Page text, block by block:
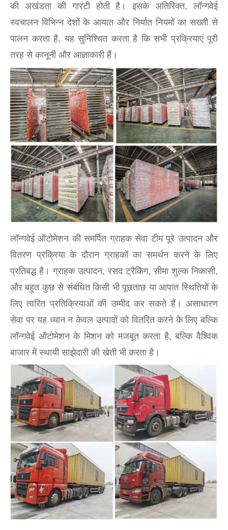
की अखंडता की गारंटी होती है। इसके अतिरिक्त, लॉन्गवेई
स्वचालन विभिन्न देशों के आयात और निर्यात नियमों का सख्ती से
पालन करता है, यह सुनिश्चित करता है कि सभी प्रक्रियाएं पूरी
तरह से कानूनी और आज्ञाकारी हैं।
लॉन्गवेई ऑटोमेशन की समर्पित ग्राहक सेवा टीम पूरे उत्पादन और
वितरण प्रक्रिया के दौरान ग्राहकों का समर्थन करने के लिए
प्रतिबद्ध है। ग्राहक उत्पादन, रसद ट्रैकिंग, सीमा शुल्क निकासी,
और बहुत कुछ से संबंधित किसी भी पूछताछ या आपात स्थितियों के
लिए त्वरित प्रतिक्रियाओं की उम्मीद कर सकते हैं। असाधारण
सेवा पर यह ध्यान न केवल उत्पादों को वितरित करने के लिए बल्कि
लॉन्गवेई ऑटोमेशन के मिशन को मजबूत करता है, बल्कि वैश्विक
बाजार में स्थायी साझेदारी की खेती भी करता है।